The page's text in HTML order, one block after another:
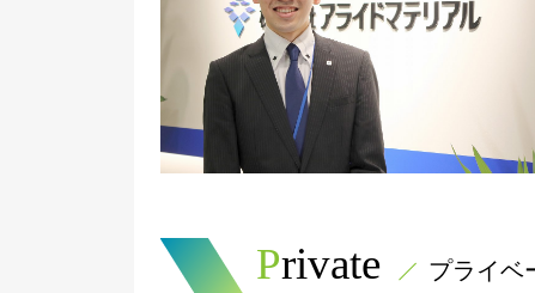
Private プライベ